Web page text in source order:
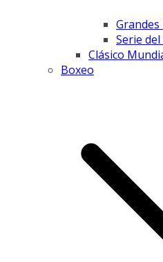
Grandes
Serie
Clásico
Boxeo